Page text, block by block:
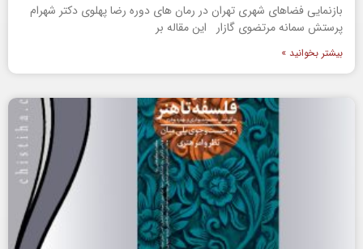
بازنمایی فضاهای شهری تهران در رمان های دوره رضا پهلوی دکتر شهرام
پرستش سمانه مرتضوی گازار این مقاله بر
بیشتر بخوانید »